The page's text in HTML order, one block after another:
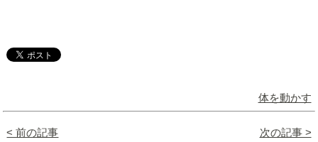
体を動かす
< 前の記事 次の記事 >